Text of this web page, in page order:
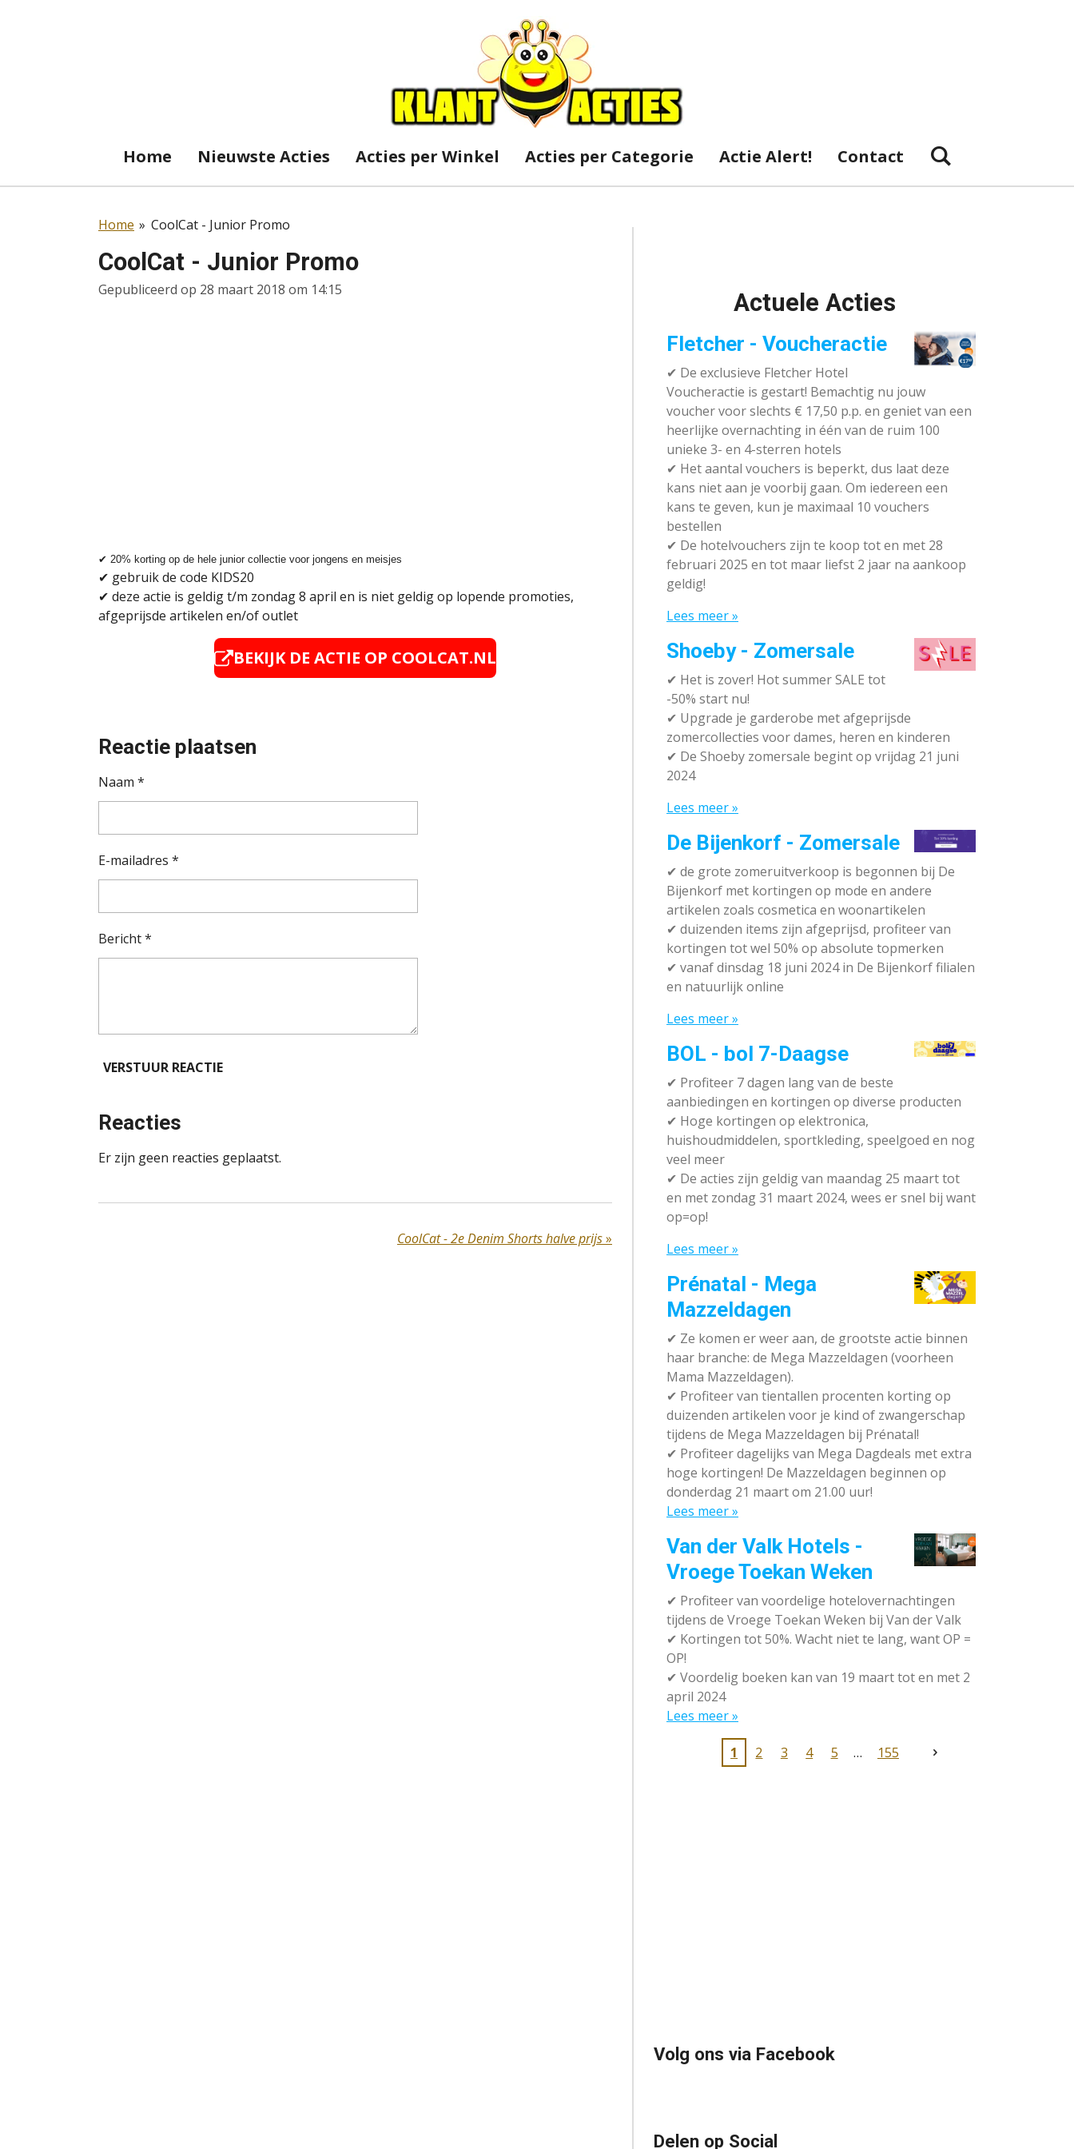
Home Nieuwste Acties Acties per Winkel Acties per Categorie Actie Alert! Contact
Home » CoolCat - Junior Promo
CoolCat - Junior Promo
Gepubliceerd op 28 maart 2018 om 14:15
✔ 20% korting op de hele junior collectie voor jongens en meisjes
✔ gebruik de code KIDS20
✔ deze actie is geldig t/m zondag 8 april en is niet geldig op lopende promoties,
afgeprijsde artikelen en/of outlet
BEKIJK DE ACTIE OP COOLCAT.NL
Reactie plaatsen
Naam *
E-mailadres *
Bericht *
VERSTUUR REACTIE
Reacties
Er zijn geen reacties geplaatst.
CoolCat - 2e Denim Shorts halve prijs»
Actuele Acties
Fletcher - Voucheractie
✔ De exclusieve Fletcher Hotel
Voucheractie is gestart! Bemachtig nu jouw
voucher voor slechts € 17,50 p.p. en geniet van een
heerlijke overnachting in één van de ruim 100
unieke 3- en 4-sterren hotels
✔ Het aantal vouchers is beperkt, dus laat deze
kans niet aan je voorbij gaan. Om iedereen een
kans te geven, kun je maximaal 10 vouchers
bestellen
✔ De hotelvouchers zijn te koop tot en met 28
februari 2025 en tot maar liefst 2 jaar na aankoop
geldig!
Lees meer »
Shoeby - Zomersale
✔ Het is zover! Hot summer SALE tot
-50% start nu!
✔ Upgrade je garderobe met afgeprijsde
zomercollecties voor dames, heren en kinderen
✔ De Shoeby zomersale begint op vrijdag 21 juni
2024
Lees meer »
De Bijenkorf - Zomersale
✔ de grote zomeruitverkoop is begonnen bij De
Bijenkorf met kortingen op mode en andere
artikelen zoals cosmetica en woonartikelen
✔ duizenden items zijn afgeprijsd, profiteer van
kortingen tot wel 50% op absolute topmerken
✔ vanaf dinsdag 18 juni 2024 in De Bijenkorf filialen
en natuurlijk online
Lees meer »
BOL - bol 7-Daagse
✔ Profiteer 7 dagen lang van de beste
aanbiedingen en kortingen op diverse producten
✔ Hoge kortingen op elektronica,
huishoudmiddelen, sportkleding, speelgoed en nog
veel meer
✔ De acties zijn geldig van maandag 25 maart tot
en met zondag 31 maart 2024, wees er snel bij want
op=op!
Lees meer »
Prénatal - Mega
Mazzeldagen
✔ Ze komen er weer aan, de grootste actie binnen
haar branche: de Mega Mazzeldagen (voorheen
Mama Mazzeldagen).
✔ Profiteer van tientallen procenten korting op
duizenden artikelen voor je kind of zwangerschap
tijdens de Mega Mazzeldagen bij Prénatal!
✔ Profiteer dagelijks van Mega Dagdeals met extra
hoge kortingen! De Mazzeldagen beginnen op
donderdag 21 maart om 21.00 uur!
Lees meer »
Van der Valk Hotels -
Vroege Toekan Weken
✔ Profiteer van voordelige hotelovernachtingen
tijdens de Vroege Toekan Weken bij Van der Valk
✔ Kortingen tot 50%. Wacht niet te lang, want OP =
OP!
✔ Voordelig boeken kan van 19 maart tot en met 2
april 2024
Lees meer »
1 2 3 4 5 155
Volg ons via Facebook
Delen op Social